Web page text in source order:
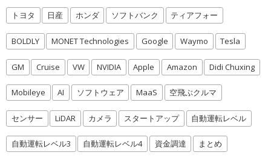
トヨタ 日産 ホンダ ソフトバンク ティアフォー
BOLDLY MONET Technologies Google Waymo Tesla
GM Cruise VW NVIDIA Apple Amazon Didi Chuxing
Mobileye AI ソフトウェア MaaS 空飛ぶクルマ
センサー LiDAR カメラ スタートアップ 自動運転レベル
自動運転レベル3 自動運転レベル4 資金調達 まとめ